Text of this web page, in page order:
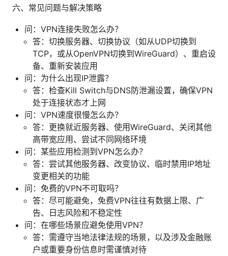
六、常见问题与解决策略
问：VPN连接失败怎么办？
答：切换服务器、切换协议（如从UDP切换到
TCP，或从OpenVPN切换到WireGuard）、重启设
备、重新安装应用
问：为什么出现IP泄露？
答：检查Kill Switch与DNS防泄漏设置，确保VPN
处于连接状态才上网
问：VPN速度很慢怎么办？
答：更换就近服务器、使用WireGuard、关闭其他
高带宽应用、尝试不同网络环境
问：某些应用检测到VPN怎么办？
答：尝试其他服务器、改变协议、临时禁用IP地址
变更相关的功能
问：免费的VPN不可取吗？
答：尽可能避免，免费VPN往往有数据上限、广
告、日志风险和不稳定性
问：在哪些场景应避免使用VPN？
答：需遵守当地法律法规的场景，以及涉及金融账
户或重要身份信息时需谨慎对待